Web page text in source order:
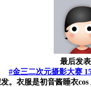
最后发
#金三二次元摄影大赛
发。衣服是初音酱睡